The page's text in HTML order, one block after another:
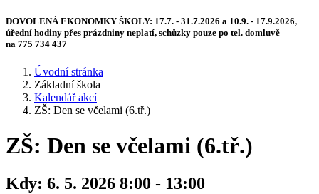
DOVOLENÁ EKONOMKY ŠKOLY: 17.7. - 31.7.2026 a 10.9. - 17.9.2026,
úřední hodiny přes prázdniny neplatí, schůzky pouze po tel. domluvě
na 775 734 437
Úvodní stránka
Základní škola
Kalendář akcí
ZŠ: Den se včelami (6.tř.)
ZŠ: Den se včelami (6.tř.)
Kdy: 6. 5. 2026 8:00 - 13:00